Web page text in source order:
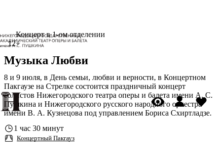
Концерт в 1-ом отделении
12+
Музыка Любви
8 и 9 июля, в День семьи, любви и верности, в Концертном
Пакгаузе на Стрелке состоится праздничный концерт
солистов Нижегородского театра оперы и балета имени А. С.
Пушкина и Нижегородского русского народного оркестра
имени В. А. Кузнецова под управлением Бориса Схиртладзе.
1 час 30 минут
Концертный Пакгауз